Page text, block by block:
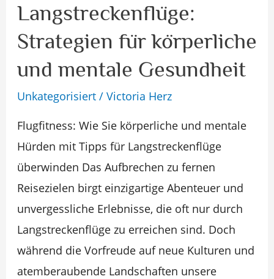
Langstreckenflüge:
Strategien für körperliche
und mentale Gesundheit
Unkategorisiert/ Victoria Herz
Flugfitness: Wie Sie körperliche und mentale
Hürden mit Tipps für Langstreckenflüge
überwinden Das Aufbrechen zu fernen
Reisezielen birgt einzigartige Abenteuer und
unvergessliche Erlebnisse, die oft nur durch
Langstreckenflüge zu erreichen sind. Doch
während die Vorfreude auf neue Kulturen und
atemberaubende Landschaften unsere
Langstreckenflüge:
Strategien
für
und
mentale
Gesundheit